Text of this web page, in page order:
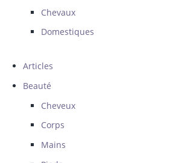
Chevaux
Domestiques
Articles
Beauté
Cheveux
Corps
Mains